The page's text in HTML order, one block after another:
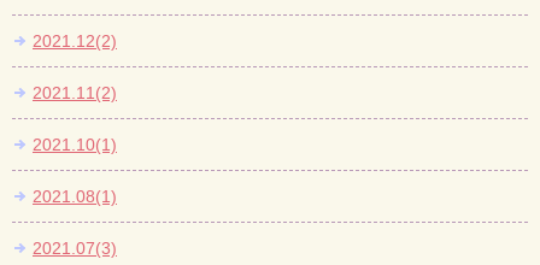
2021.12(2)
2021.11(2)
2021.10(1)
2021.08(1)
2021.07(3)